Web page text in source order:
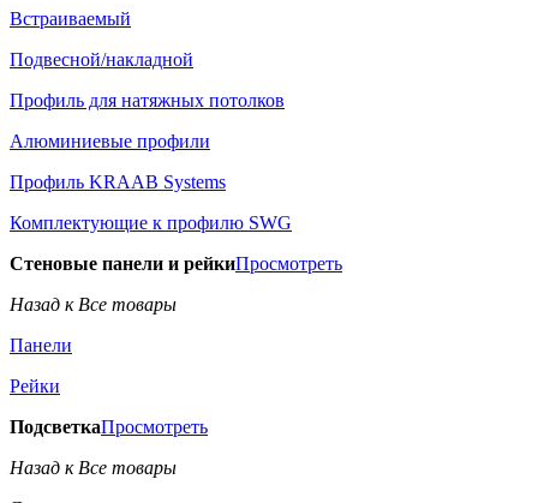
Встраиваемый
Подвесной/накладной
Профиль для натяжных потолков
Алюминиевые профили
Профиль KRAAB Systems
Комплектующие к профилю SWG
Стеновые панели и рейкиПросмотреть
Назад к Все товары
Панели
Рейки
ПодсветкаПросмотреть
Назад к Все товары